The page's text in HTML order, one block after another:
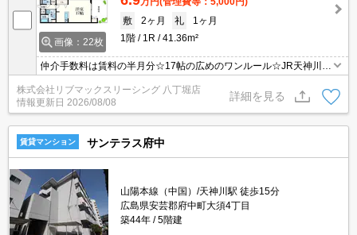
画像：22枚
敷
2ヶ月 礼
1ヶ月
1階
1R 41.36m²
仲介手数料は賃料の半月分☆17帖の広めのワンルール☆JR天神川駅
まで徒歩圏内の好立地☆追い焚きや浴室乾燥機、温水洗浄便座など
人気の室内設備充実☆近隣にスーパーやコンビニがあり住環境良好
です☆便利な宅配ボックスあり☆彡
株式会社リブマックスリーシング 八丁堀店
情報更新日 2026/08/08
詳細を見る
賃貸マンション サンテラス府中
山陽本線（中国）/天神川駅 徒歩15分
広島県安芸郡府中町大須4丁目
築44年
5階建